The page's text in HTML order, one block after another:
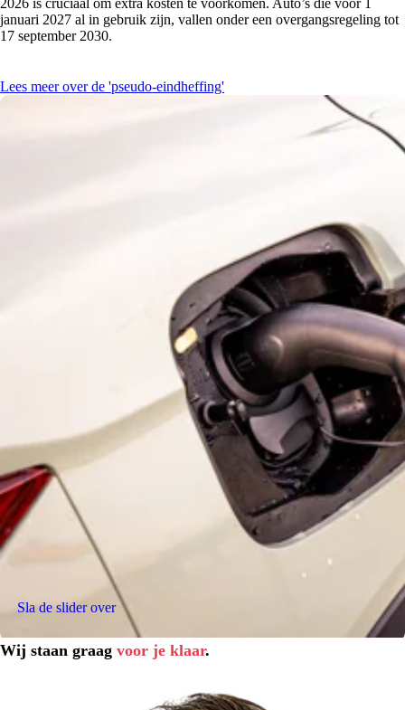
januari 2027 al in gebruik zijn, vallen onder een overgangsregeling tot
17 september 2030.
Lees meer over de 'pseudo-eindheffing'
Wij staan graag voor je klaar.
Sla de slider over